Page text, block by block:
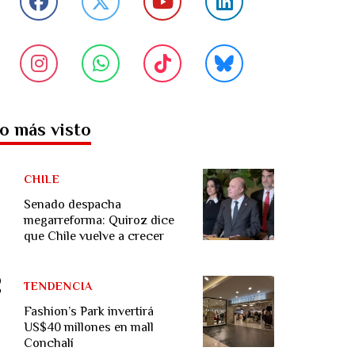
más visto
Senado despacha
megarreforma: Quiroz dice
que Chile vuelve a crecer
CHILE
Fashion’s Park invertirá
US$40 millones en mall
Conchalí
TENDENCIA